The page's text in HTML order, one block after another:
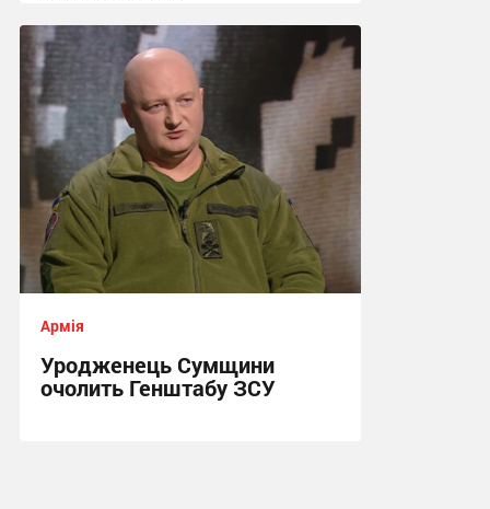
21:36, 31.07.2026
Армія
Уродженець Сумщини
очолить Генштабу ЗСУ